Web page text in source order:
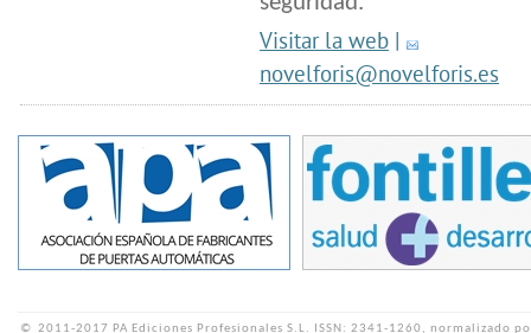
Visitar la web |
novelforis@novelforis.es
© 2011-2017 PA Ediciones Profesionales S.L. ISSN: 2341-1260, normalizado